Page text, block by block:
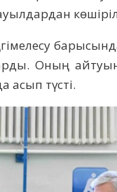
Оның
асып түсті.